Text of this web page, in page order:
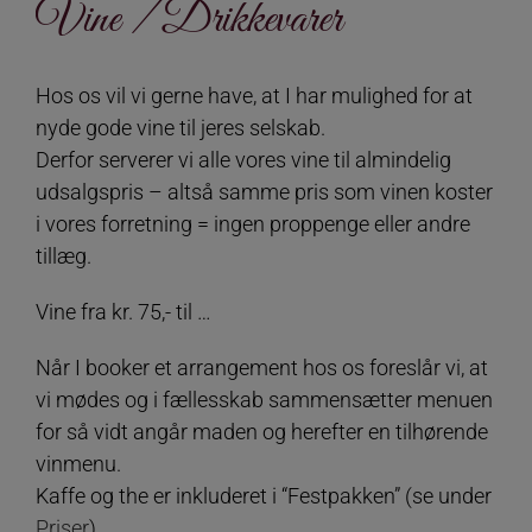
Vine / Drikkevarer
Hos os vil vi gerne have, at I har mulighed for at
nyde gode vine til jeres selskab.
Derfor serverer vi alle vores vine til almindelig
udsalgspris – altså samme pris som vinen koster
i vores forretning = ingen proppenge eller andre
tillæg.
Vine fra kr. 75,- til …
Når I booker et arrangement hos os foreslår vi, at
vi mødes og i fællesskab sammensætter menuen
for så vidt angår maden og herefter en tilhørende
vinmenu.
Kaffe og the er inkluderet i “Festpakken” (se under